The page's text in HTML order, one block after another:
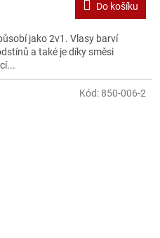
Do košíku
jako 2v1. Vlasy barví
a také je díky směsi
Kód: 850-006-2